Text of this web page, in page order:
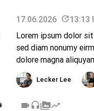
Lecker Lee
17.06.2026 update13:13
Lorem ipsum dolor
sed diam nonumy
dolore magna
videocam headsetperm_mediatrending_up